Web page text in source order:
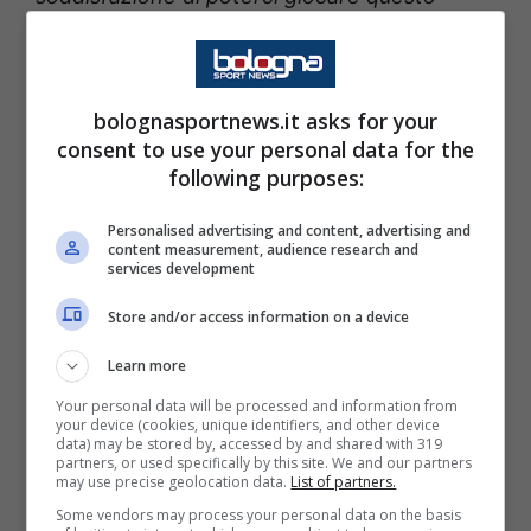
il quarto incomodo edobbiamo metterli in
difficoltà
Se vogliamo rendergli la vita
difficile non dobbiamo fargli regali e la
superficialità dev’essere sotto zero”.
Lo stato di salute della
squadra, Italiano si dice in
linea con i programmi
Prosegue poi parlando dell’ottimostato di
salute della sua squadra , sottolineando come
lo scivolone contro la Juventus è stato solo
un inciampo di percorso: “Noi siamo in salute,
bolognasportnews.it asks for your
consent to use your personal data for the
following purposes:
Personalised advertising and content, advertising and
content measurement, audience research and
services development
Store and/or access information on a device
Learn more
Your personal data will be processed and information from
your device (cookies, unique identifiers, and other device
data) may be stored by, accessed by and shared with 319
partners, or used specifically by this site. We and our partners
may use precise geolocation data. List of partners.
Some vendors may process your personal data on the basis